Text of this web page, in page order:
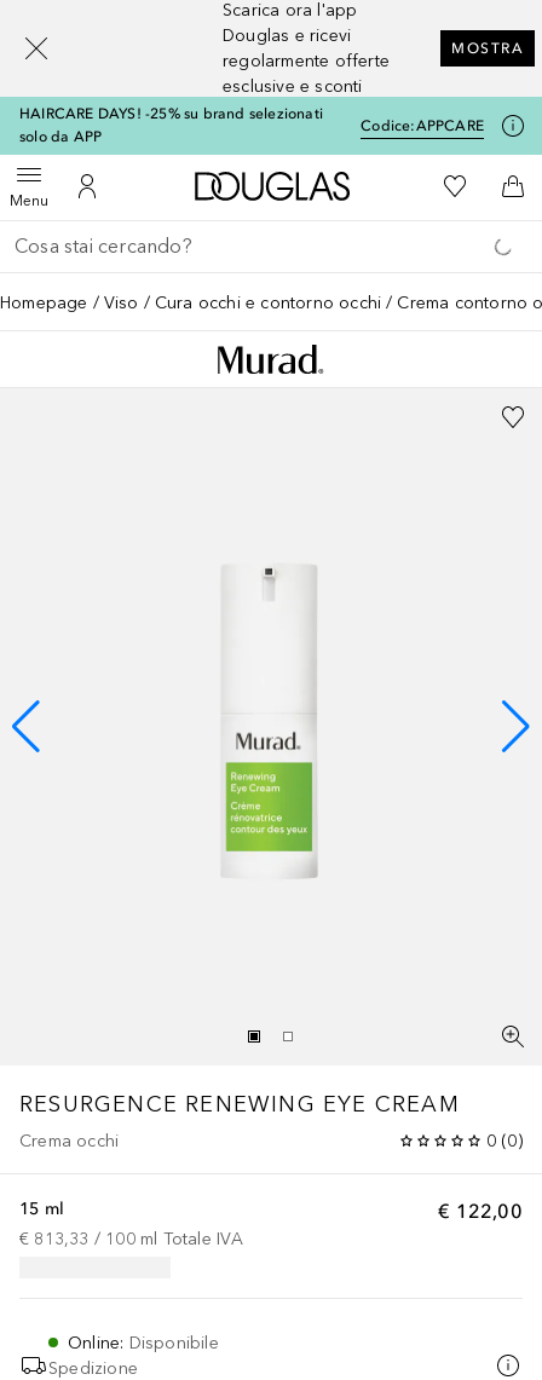
Scarica ora l'app
Douglas e ricevi
regolarmente offerte
esclusive e sconti
MOSTRA
HAIRCARE DAYS! -25% su brand selezionati
solo da APP
Codice:APPCARE
MenuApri menuAl Mio Account
A Douglas HomeAlla Mia
Al
Torna indietro
Esegui ricerca
Homepage Viso Cura occhi e contorno occhi Crema contorno
RESURGENCE RENEWING EYE CREAM
Crema occhi 0 (0)
€ 122,00
15 ml
€ 813,33 / 100 ml Totale IVA
Online: Disponibile
Spedizione
[navigation.slideout.screenreader]